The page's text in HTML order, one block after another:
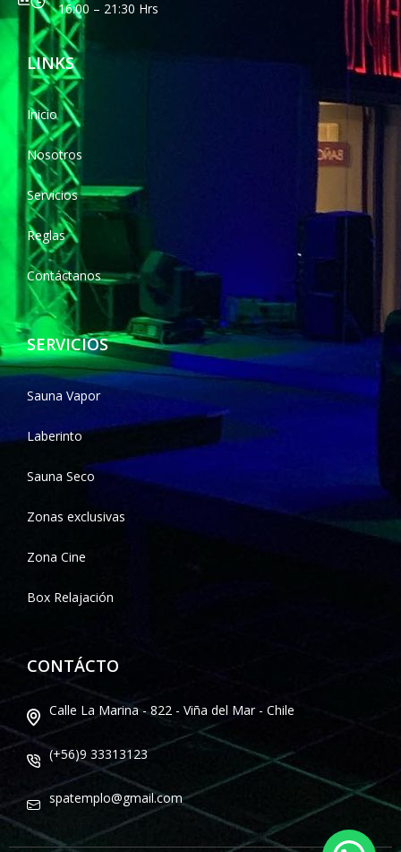
16:00 – 21:30 Hrs
LINKS
Inicio
Nosotros
Servicios
Reglas
Contáctanos
SERVICIOS
Sauna Vapor
Laberinto
Sauna Seco
Zonas exclusivas
Zona Cine
Box Relajación
CONTÁCTO
Calle La Marina - 822 - Viña del Mar - Chile
(+56)9 33313123
spatemplo@gmail.com